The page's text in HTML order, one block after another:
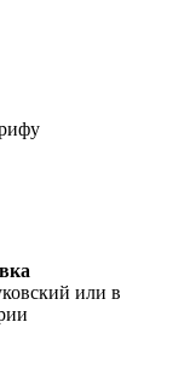
или в